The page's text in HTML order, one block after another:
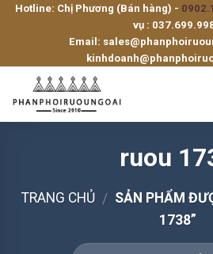
SkipHotline: Chị Phương (Bán hàng) -
vụ :
Email:
ruou
TRANG CHỦ / SẢN PHẨM
1738”